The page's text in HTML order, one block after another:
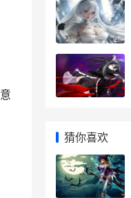
猜你喜欢